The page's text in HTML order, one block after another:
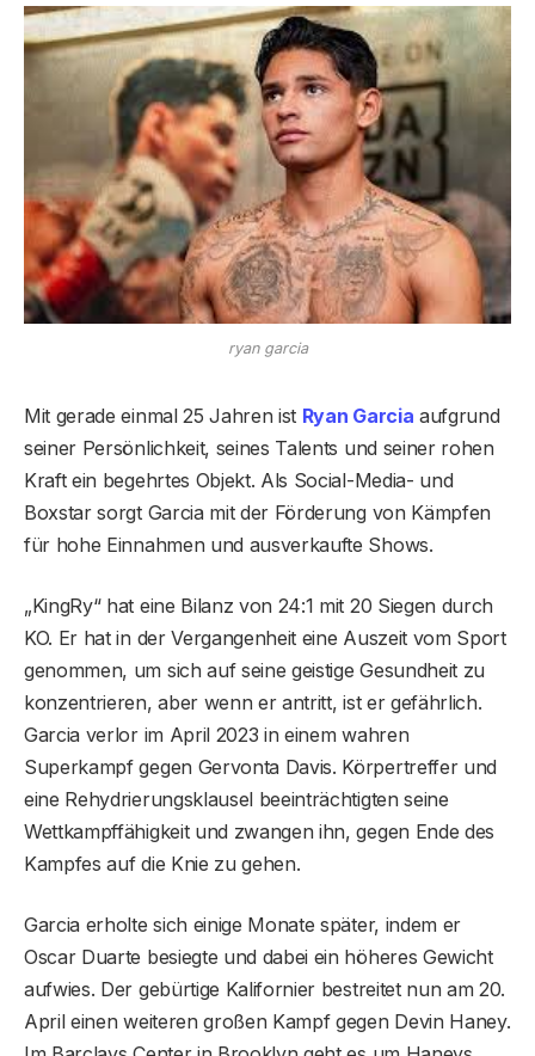
ryan garcia
Mit gerade einmal 25 Jahren ist Ryan Garcia aufgrund
seiner Persönlichkeit, seines Talents und seiner rohen
Kraft ein begehrtes Objekt. Als Social-Media- und
Boxstar sorgt Garcia mit der Förderung von Kämpfen
für hohe Einnahmen und ausverkaufte Shows.
„KingRy“ hat eine Bilanz von 24:1 mit 20 Siegen durch
KO. Er hat in der Vergangenheit eine Auszeit vom Sport
genommen, um sich auf seine geistige Gesundheit zu
konzentrieren, aber wenn er antritt, ist er gefährlich.
Garcia verlor im April 2023 in einem wahren
Superkampf gegen Gervonta Davis. Körpertreffer und
eine Rehydrierungsklausel beeinträchtigten seine
Wettkampffähigkeit und zwangen ihn, gegen Ende des
Kampfes auf die Knie zu gehen.
Garcia erholte sich einige Monate später, indem er
Oscar Duarte besiegte und dabei ein höheres Gewicht
aufwies. Der gebürtige Kalifornier bestreitet nun am 20.
April einen weiteren großen Kampf gegen Devin Haney.